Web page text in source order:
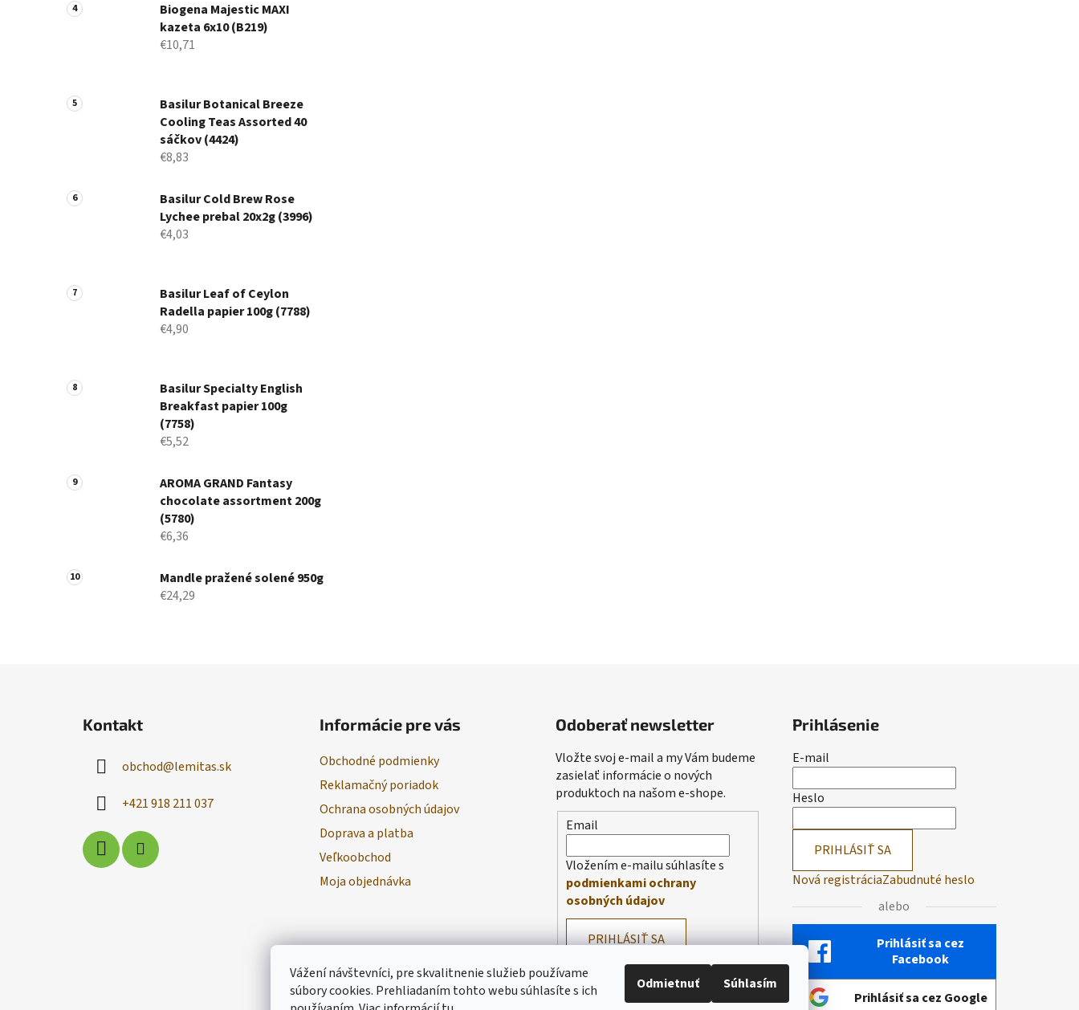
Vážení návštevníci, pre skvalitnenie služieb používame
súbory cookies. Prehliadaním tohto webu súhlasíte s ich
Odmietnuť Súhlasím
Biogena Majestic MAXI
kazeta 6x10 (B219)
€10,71
Basilur Botanical Breeze
Cooling Teas Assorted 40
sáčkov (4424)
€8,83
Basilur Cold Brew Rose
Lychee prebal 20x2g (3996)
€4,03
Basilur Leaf of Ceylon
Radella papier 100g (7788)
€4,90
Basilur Specialty English
Breakfast papier 100g
(7758)
€5,52
AROMA GRAND Fantasy
chocolate assortment 200g
(5780)
€6,36
Mandle pražené solené 950g
€24,29
Kontakt
obchod@lemitas.sk
+421 918 211 037
Informácie pre vás
Obchodné podmienky
Reklamačný poriadok
Ochrana osobných údajov
Doprava a platba
Veľkoobchod
Moja objednávka
Odoberať newsletter
Vložte svoj e-mail a my Vám budeme
zasielať informácie o nových
produktoch na našom e-shope.
Email
Vložením e-mailu súhlasíte s
podmienkami ochrany
osobných údajov
PRIHLÁSIŤ SA
Prihlásenie
E-mail
Heslo
PRIHLÁSIŤ SA
Nová registráciaZabudnuté heslo
alebo
Prihlásiť sa cez
Facebook
Prihlásiť sa cez Google